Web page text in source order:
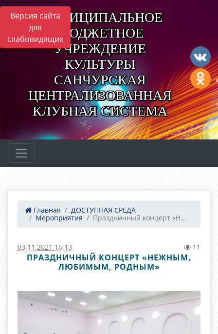
Версия сайта
для
слабовидящих
МУНИЦИПАЛЬНОЕ
БЮДЖЕТНОЕ
УЧРЕЖДЕНИЕ
КУЛЬТУРЫ
САНЧУРСКАЯ
ЦЕНТРАЛИЗОВАННАЯ
КЛУБНАЯ СИСТЕМА
Главная
ДОСТУПНАЯ СРЕДА
Мероприятия
Праздничный концерт «Н...
03.11.2021 16:13 11
ПРАЗДНИЧНЫЙ КОНЦЕРТ «НЕЖНЫМ,
ЛЮБИМЫМ, РОДНЫМ»